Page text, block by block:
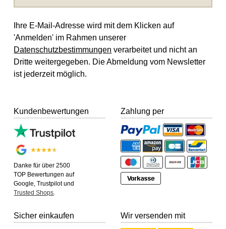
Ihre E-Mail-Adresse wird mit dem Klicken auf
'Anmelden' im Rahmen unserer
Datenschutzbestimmungen verarbeitet und nicht an
Dritte weitergegeben. Die Abmeldung vom Newsletter
ist jederzeit möglich.
Kundenbewertungen
Danke für über 2500
TOP Bewertungen auf
Google, Trustpilot und
Trusted Shops.
Zahlung per
Sicher einkaufen Wir versenden mit